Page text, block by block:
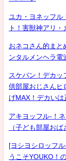
ユカ・ヨネッフル
ト！害獣神アリ
おネコさん的ま
ンタルメンヘラ
スケバン！デカ
供部屋おじさんヒ
げMAX！デカい
アキヨッフル-！
（子ども部屋お
[ヨシヨシロッフ
うこそYOUKO！